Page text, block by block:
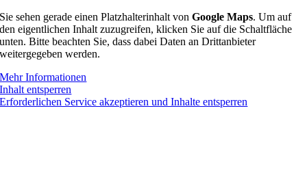
Sie sehen gerade einen Platzhalterinhalt vonGoogle Maps. Um auf
den eigentlichen Inhalt zuzugreifen, klicken Sie auf die Schaltfläche
unten. Bitte beachten Sie, dass dabei Daten an Drittanbieter
weitergegeben werden.
Mehr Informationen
Inhalt entsperren
Erforderlichen Service akzeptieren und Inhalte entsperren